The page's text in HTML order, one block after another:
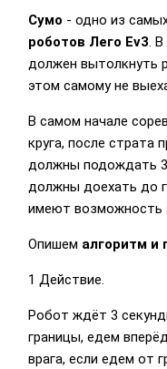
Сумо - одно из
роботов Лего Ev3. В
должен вытолкнуть
этом самому не
В самом начале
круга, после страта
должны подождать
должны доехать до
имеют возможность
Опишем алгоритм и
1 Действие.
Робот ждёт 3
границы, едем
врага, если едем от